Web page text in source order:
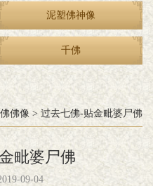
泥塑佛神像
千佛
佛像 > 过去七佛-贴金毗婆尸佛
毗婆尸佛
09-04